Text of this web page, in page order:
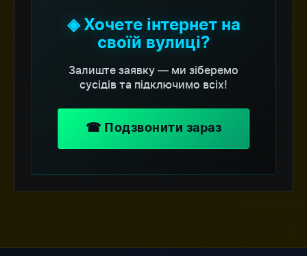
◈ Хочете інтернет на
своїй вулиці?
Залиште заявку — ми зіберемо
сусідів та підключимо всіх!
☎ Подзвонити зараз